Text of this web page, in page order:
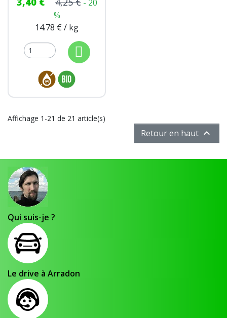
- 20
%
14.78 € / kg
Affichage 1-21 de 21 article(s)
Retour en haut 
Qui suis-je ?
Le drive à Arradon